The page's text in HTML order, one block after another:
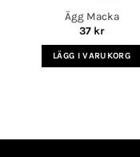
Ägg Macka
37 kr
LÄGG I VARUKORG